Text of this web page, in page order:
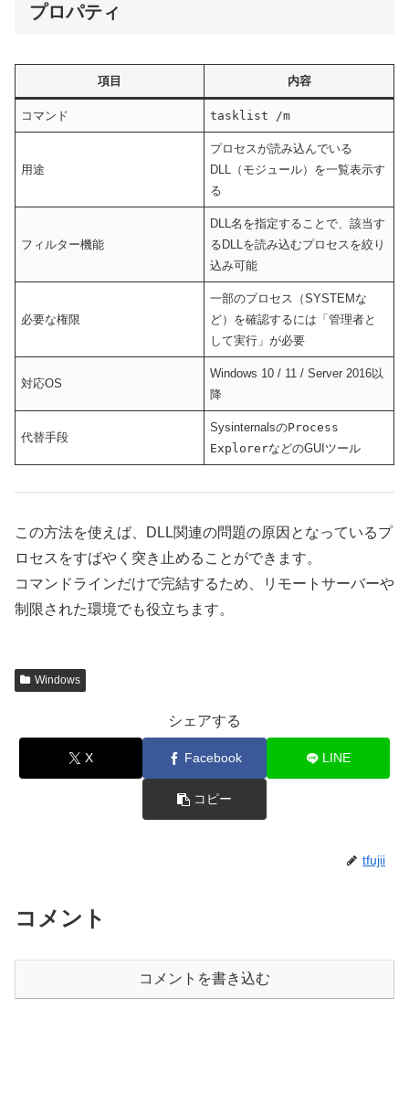
プロパティ
項目 内容
コマンド tasklist /m
用途
プロセスが読み込んでいる
DLL（モジュール）を一覧表示す
る
フィルター機能
DLL名を指定することで、該当す
るDLLを読み込むプロセスを絞り
込み可能
必要な権限
一部のプロセス（SYSTEMな
ど）を確認するには「管理者と
して実行」が必要
対応OS
Windows 10 / 11 / Server 2016以
降
代替手段
SysinternalsのProcess
ExplorerなどのGUIツール
この方法を使えば、DLL関連の問題の原因となっているプ
ロセスをすばやく突き止めることができます。
コマンドラインだけで完結するため、リモートサーバーや
制限された環境でも役立ちます。
Windows
シェアする
X Facebook LINE
コピー
tfujii
コメント
コメントを書き込む